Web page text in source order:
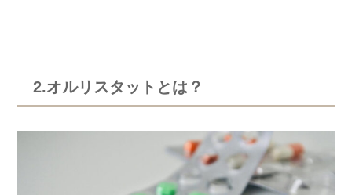
2.オルリスタットとは？